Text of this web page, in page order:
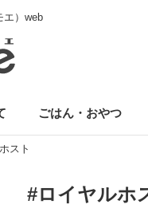
エ）web
ごはん・おやつ
スト
#ロイヤルホ